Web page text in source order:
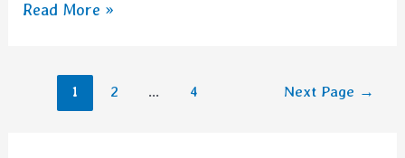
[遊
Read More »
1 2 ... 4 Next Page →